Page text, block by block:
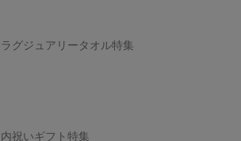
ラグジュアリータオル特集
内祝いギフト特集